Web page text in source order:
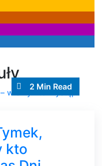
2 Min Read
kto